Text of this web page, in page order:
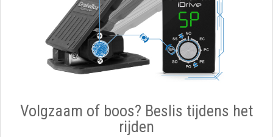
Volgzaam of boos? Beslis tijdens het
rijden